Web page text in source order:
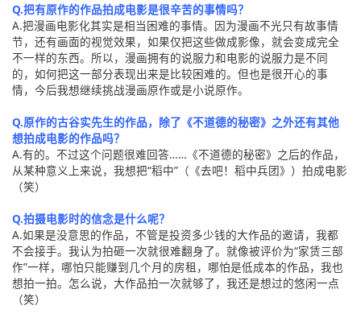
Q.把有原作的作品拍成电影是很辛苦的事情吗？
A.把漫画电影化其实是相当困难的事情。因为漫画不光只有故事情
节，还有画面的视觉效果，如果仅把这些做成影像，就会变成完全
不一样的东西。所以，漫画拥有的说服力和电影的说服力是不同
的，如何把这一部分表现出来是比较困难的。但也是很开心的事
情，今后我想继续挑战漫画原作或是小说原作。
Q.原作的古谷实先生的作品，除了《不道德的秘密》之外还有其他
想拍成电影的作品吗？
A.有的。不过这个问题很难回答……《不道德的秘密》之后的作品，
从某种意义上来说，我想把“稻中”（《去吧！稻中兵团》）拍成电影
（笑）
Q.拍摄电影时的信念是什么呢？
A.如果是没意思的作品，不管是投资多少钱的大作品的邀请，我都
不会接手。我认为拍砸一次就很难翻身了。就像被评价为“家赁三部
作”一样，哪怕只能赚到几个月的房租，哪怕是低成本的作品，我也
想拍一拍。怎么说，大作品拍一次就够了，我还是想过的悠闲一点
（笑）